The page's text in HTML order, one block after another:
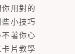
用對的
小技巧
著你心
片教學